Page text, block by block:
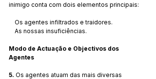
inimigo conta com dois elementos principais:
    Os agentes infiltrados e traidores.
    As nossas insuficiências.
Modo de Actuação e Objectivos dos
Agentes
5. Os agentes atuam das mais diversas